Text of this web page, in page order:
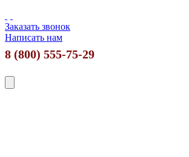
Заказать звонок
Написать нам
8 (800) 555-75-29